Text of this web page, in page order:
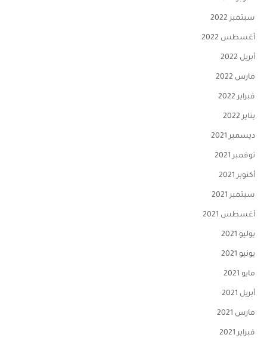
سبتمبر 2022
أغسطس 2022
أبريل 2022
مارس 2022
فبراير 2022
يناير 2022
ديسمبر 2021
نوفمبر 2021
أكتوبر 2021
سبتمبر 2021
أغسطس 2021
يوليو 2021
يونيو 2021
مايو 2021
أبريل 2021
مارس 2021
فبراير 2021